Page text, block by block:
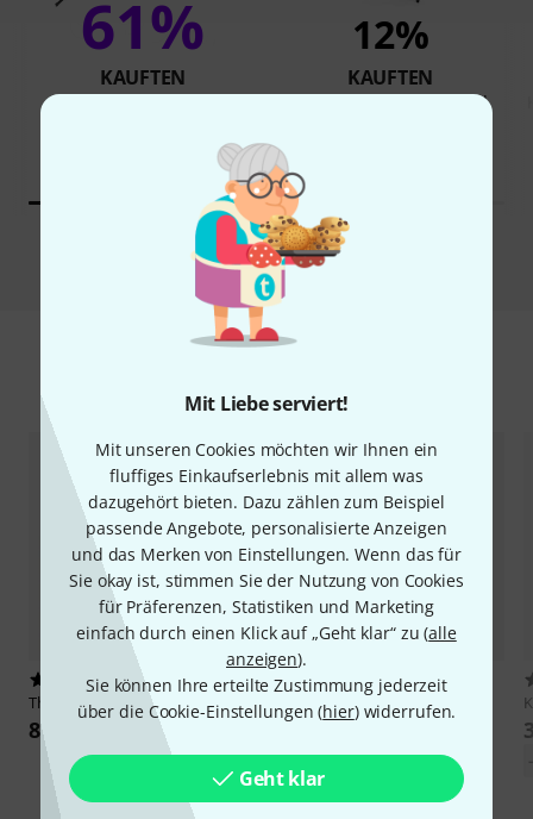
Mit Liebe serviert!
Mit unseren Cookies möchten wir Ihnen ein
fluffiges Einkaufserlebnis mit allem was
dazugehört bieten. Dazu zählen zum Beispiel
passende Angebote, personalisierte Anzeigen
und das Merken von Einstellungen. Wenn das für
Sie okay ist, stimmen Sie der Nutzung von Cookies
für Präferenzen, Statistiken und Marketing
einfach durch einen Klick auf „Geht klar“ zu (alle
anzeigen).
Sie können Ihre erteilte Zustimmung jederzeit
über die Cookie-Einstellungen (hier) widerrufen.
Geht klar
61%
KAUFTEN
12%
KAUFTEN
K&M 10065 Music Stand
Vergleichen
Zubehör & passende Artikel
293
Thomann Knøck Magnet
8,90 €
28
16099 Holding
Magnet+Pencil BL
3,50 €
UVP: 4,50 €
-22%